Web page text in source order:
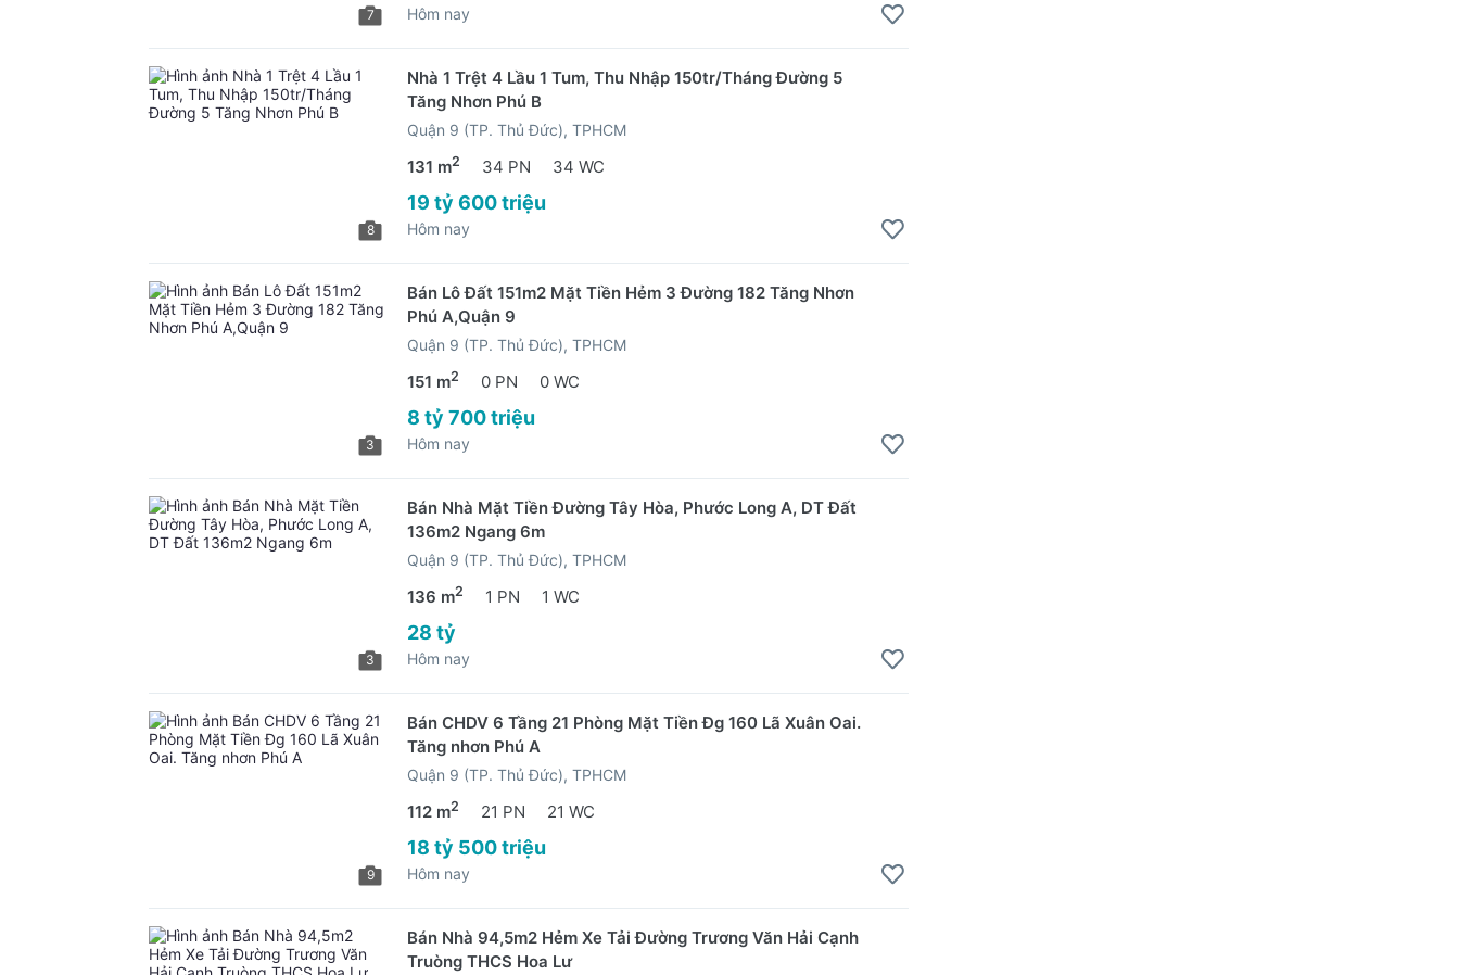
7 Hôm nay
8
Nhà 1 Trệt 4 Lầu 1 Tum, Thu Nhập 150tr/Tháng Đường 5
Tăng Nhơn Phú B
Quận 9 (TP. Thủ Đức), TPHCM
131 m2 34 PN 34 WC
19 tỷ 600 triệu
Hôm nay
3
Bán Lô Đất 151m2 Mặt Tiền Hẻm 3 Đường 182 Tăng Nhơn
Phú A,Quận 9
Quận 9 (TP. Thủ Đức), TPHCM
151 m2 0 PN 0 WC
8 tỷ 700 triệu
Hôm nay
3
Bán Nhà Mặt Tiền Đường Tây Hòa, Phước Long A, DT Đất
136m2 Ngang 6m
Quận 9 (TP. Thủ Đức), TPHCM
136 m2 1 PN 1 WC
28 tỷ
Hôm nay
9
Bán CHDV 6 Tầng 21 Phòng Mặt Tiền Đg 160 Lã Xuân Oai.
Tăng nhơn Phú A
Quận 9 (TP. Thủ Đức), TPHCM
112 m2 21 PN 21 WC
18 tỷ 500 triệu
Hôm nay
Bán Nhà 94,5m2 Hẻm Xe Tải Đường Trương Văn Hải Cạnh
Truòng THCS Hoa Lư